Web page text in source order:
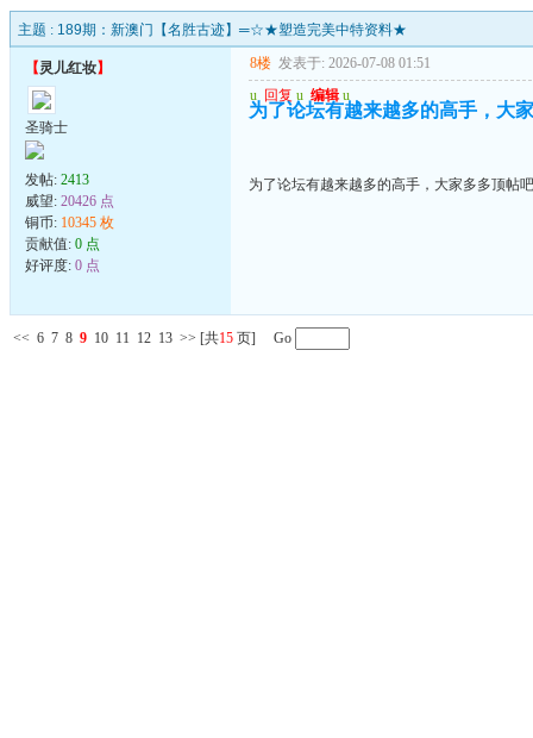
主题 : 189期：新澳门【名胜古迹】═☆★塑造完美中特资料★
【灵儿红妆】
圣骑士
发帖: 2413
威望: 20426 点
铜币: 10345 枚
贡献值: 0 点
好评度: 0 点
8楼 发表于: 2026-07-08 01:51
u 回复 u 编辑 u
为了论坛有越来越多的高手，大
为了论坛有越来越多的高手，大家多多顶帖
<< 6 7 8 9 10 11 12 13 >> [共15 页] Go